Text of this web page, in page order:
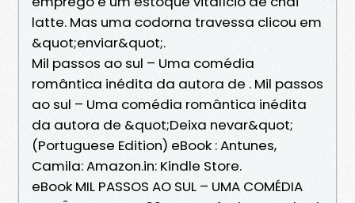
latte. Mas uma codorna travessa clicou em
&quot;enviar&quot;.
Mil passos ao sul – Uma comédia
romântica inédita da autora de . Mil passos
ao sul – Uma comédia romântica inédita
da autora de &quot;Deixa nevar&quot;
(Portuguese Edition) eBook : Antunes,
Camila: Amazon.in: Kindle Store.
eBook MIL PASSOS AO SUL – UMA COMÉDIA